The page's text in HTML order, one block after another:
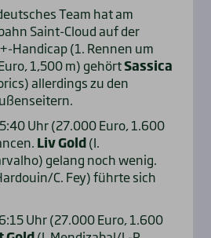
Team hat am
Saint-Cloud auf der
Handicap (1. Rennen um
1,500 m) gehörtSassica
allerdings zu den
Uhr (27.000 Euro, 1.600
Liv Gold(I.
gelang noch wenig.
C. Fey) führte sich
Uhr (27.000 Euro, 1.600